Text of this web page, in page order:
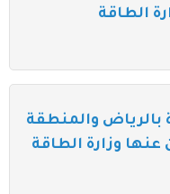
الطاقة
والمنطقة
وزارة الطاقة